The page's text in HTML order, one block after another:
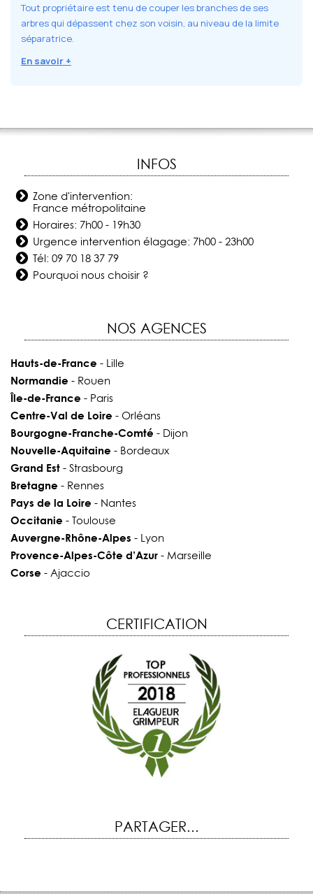
Tout propriétaire est tenu de couper les branches de ses
arbres qui dépassent chez son voisin, au niveau de la limite
séparatrice.
En savoir +
INFOS
Zone d'intervention:
France métropolitaine
Horaires: 7h00 - 19h30
Urgence intervention élagage: 7h00 - 23h00
Tél:09 70 18 37 79
Pourquoi nous choisir ?
NOS AGENCES
Hauts-de-France - Lille
Normandie - Rouen
Île-de-France - Paris
Centre-Val de Loire - Orléans
Bourgogne-Franche-Comté - Dijon
Nouvelle-Aquitaine - Bordeaux
Grand Est- Strasbourg
Bretagne - Rennes
Pays de la Loire - Nantes
Occitanie - Toulouse
Auvergne-Rhône-Alpes - Lyon
Provence-Alpes-Côte d’Azur- Marseille
Corse - Ajaccio
CERTIFICATION
PARTAGER...